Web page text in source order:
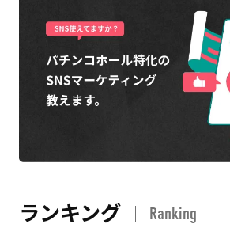
ランキング Ranking